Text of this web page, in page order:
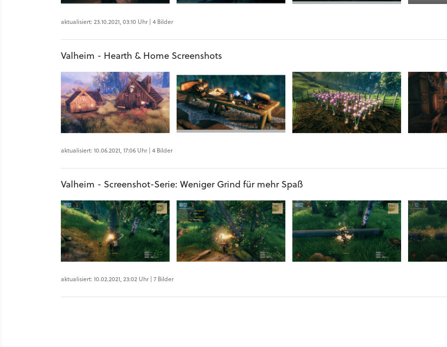
aktualisiert: 23.10.2021, 03:10 Uhr | 4 Bilder
Valheim - Hearth & Home Screenshots
aktualisiert: 10.06.2021, 17:06 Uhr | 4 Bilder
Valheim - Screenshot-Serie: Weniger Grind für mehr Spaß
aktualisiert: 10.02.2021, 23:02 Uhr | 7 Bilder